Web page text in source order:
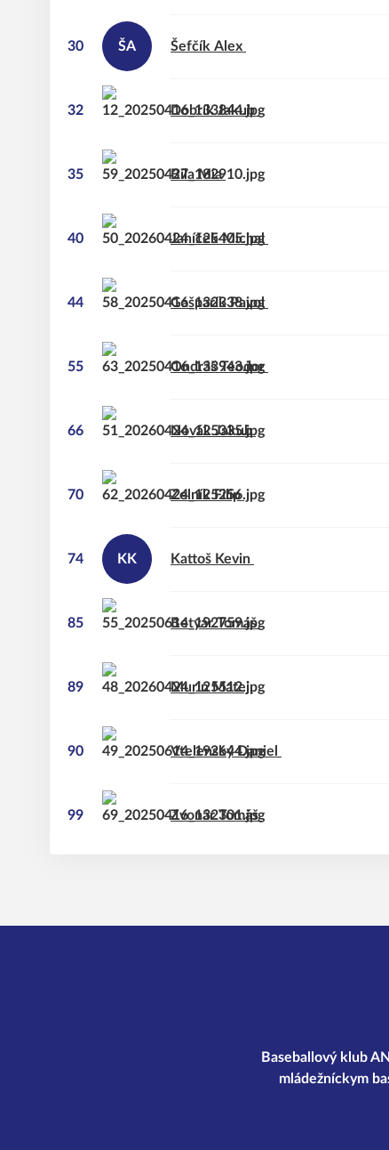
30 ŠA Alex
Šefčík
32 Jakub
Dobrík
35 Mia
Bíla
40 Michal
Janíček
44 Pavol
Gašparík
55 Teodor
Ondráš
66 Jakub
Novák
70 Filip
Zelník
74 KK Kevin
Kattoš
85 Tomáš
Betyár
89 Matej
Murin
90 Daniel
Vtelenský
99 Tomáš
Zvonár
Baseballový klub
mládežníckym